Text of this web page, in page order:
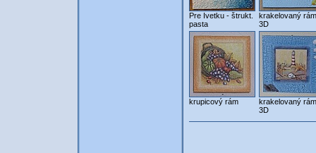
Pre Ivetku - štrukt.
pasta
krakelovaný
3D
krupicový rám
krakelovaný
3D